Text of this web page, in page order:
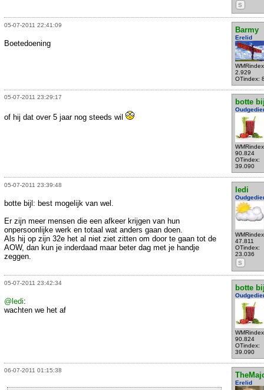
S
05-07-2011 22:41:09
Barmy
Erelid
2.929
OTindex:
Boetedoening
05-07-2011 23:29:17
botte
90.824
OTindex:
39.090
of hij dat over 5 jaar nog steeds wil
05-07-2011 23:39:48
ledi
47.811
OTindex:
23.036
S
botte bijl: best mogelijk van wel.
Er zijn meer mensen die een afkeer krijgen van hun
onpersoonlijke werk en totaal wat anders gaan doen.
Als hij op zijn 32e het al niet ziet zitten om door te gaan tot de
AOW, dan kun je inderdaad maar beter dag met je handje
zeggen.
05-07-2011 23:42:34
botte
90.824
OTindex:
39.090
@ledi:
wachten we het af
06-07-2011 01:15:38
Erelid